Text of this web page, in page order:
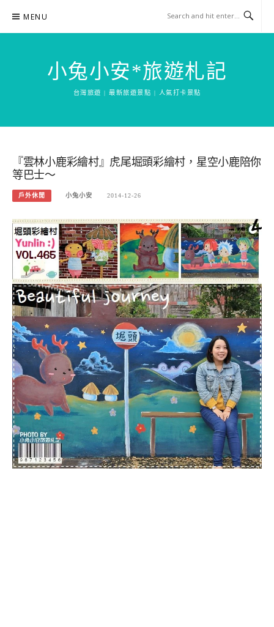
content
MENU
小兔小安*旅遊札記
台灣旅遊 | 最新旅遊景點 | 人氣打卡景點
『雲林小鹿彩繪村』虎尾堀頭彩繪村，星空小鹿陪你
等巴士～
戶外休閒 小兔小安 2014-12-26